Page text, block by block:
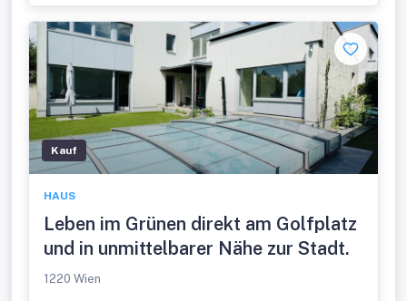
Kauf
HAUS
Leben im Grünen direkt am Golfplatz
und in unmittelbarer Nähe zur Stadt.
1220 Wien